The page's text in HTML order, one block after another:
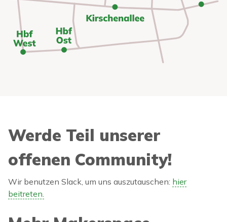
Werde Teil unserer
offenen Community!
Wir benutzen Slack, um uns auszutauschen: hier
beitreten.